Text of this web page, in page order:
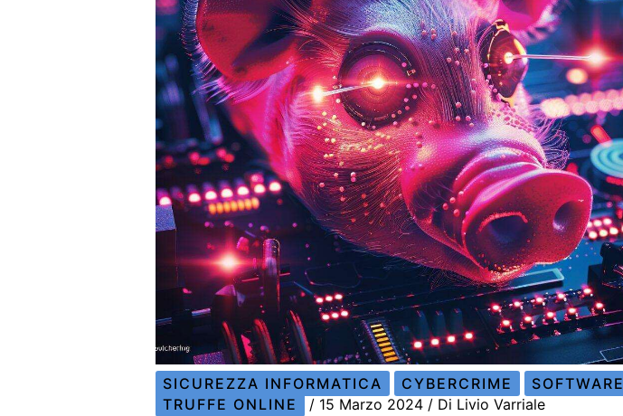
SICUREZZA INFORMATICA CYBERCRIME
SOFTWARE
TRUFFE ONLINE
/ 15 Marzo 2024 / Di Livio Varriale